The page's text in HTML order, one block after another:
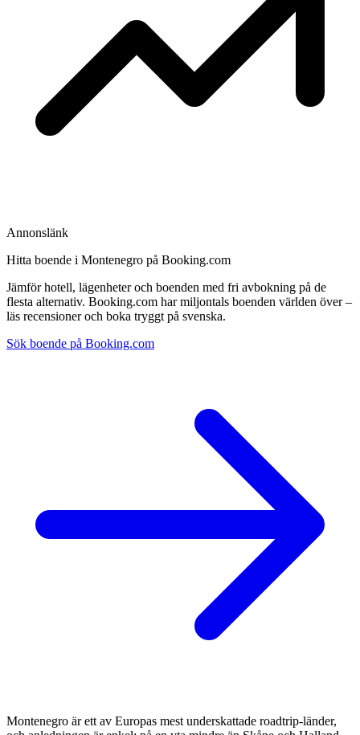
Annonslänk
Hitta boende i Montenegro på Booking.com
Jämför hotell, lägenheter och boenden med fri avbokning på de
flesta alternativ. Booking.com har miljontals boenden världen över –
läs recensioner och boka tryggt på svenska.
Sök boende på Booking.com
Montenegro är ett av Europas mest underskattade roadtrip-länder,